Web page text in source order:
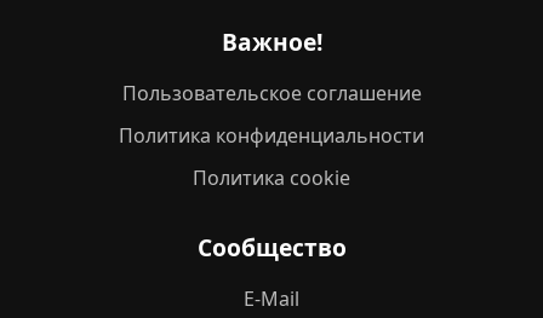
Важное!
Пользовательское соглашение
Политика конфиденциальности
Политика cookie
Сообщество
E-Mail